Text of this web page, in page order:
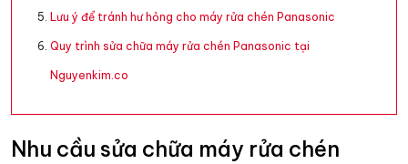
Lưu ý để tránh hư hỏng cho máy rửa chén Panasonic
Quy trình sửa chữa máy rửa chén Panasonic tại
Nguyenkim.co
Nhu cầu sửa chữa máy rửa chén